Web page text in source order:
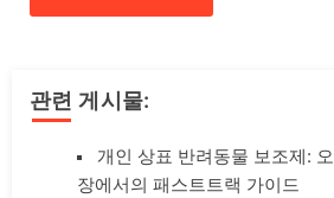
관련 게시물:
개인 상표 반려동물 보조제:
장에서의 패스트트랙 가이드